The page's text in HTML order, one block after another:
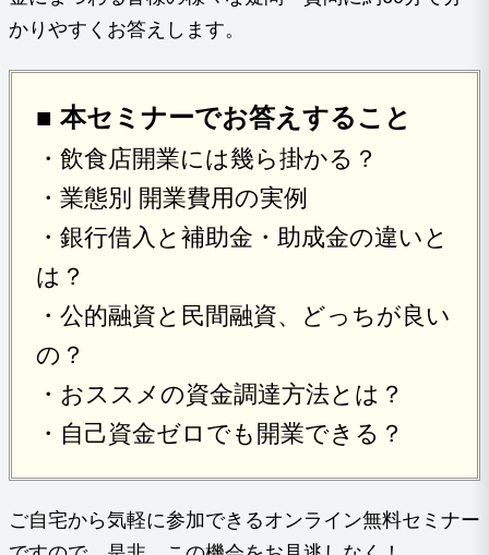
かりやすくお答えします。
■ 本セミナーでお答えすること
・飲食店開業には幾ら掛かる？
・業態別 開業費用の実例
・銀行借入と補助金・助成金の違いと
は？
・公的融資と民間融資、どっちが良い
の？
・おススメの資金調達方法とは？
・自己資金ゼロでも開業できる？
ご自宅から気軽に参加できるオンライン無料セミナー